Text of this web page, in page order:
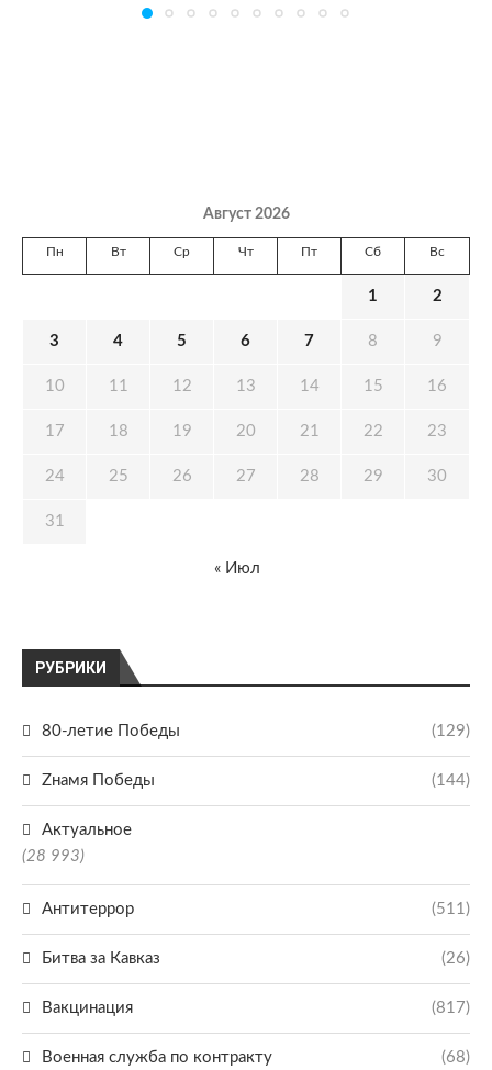
РУБРИКИ
80-летие Победы (129)
Zнамя Победы (144)
Актуальное
(28 993)
Антитеррор (511)
Битва за Кавказ (26)
Вакцинация (817)
Военная служба по контракту (68)
Август 2026
Пн Вт Ср Чт Пт Сб Вс
1 2
3 4 5 6 7 8 9
10 11 12 13 14 15 16
17 18 19 20 21 22 23
24 25 26 27 28 29 30
31
« Июл